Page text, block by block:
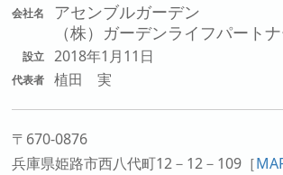
会社名
アセンブルガーデン
（株）ガーデンライフパート
設立 2018年1月11日
代表者 植田 実
〒670-0876
兵庫県姫路市西八代町12－12－109 ［